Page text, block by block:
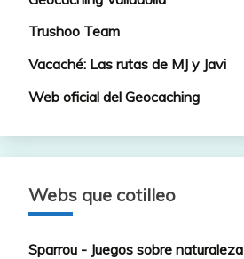
Trushoo Team
Vacaché: Las rutas de MJ y Javi
Web oficial del Geocaching
Webs que cotilleo
Sparrou - Juegos sobre naturaleza